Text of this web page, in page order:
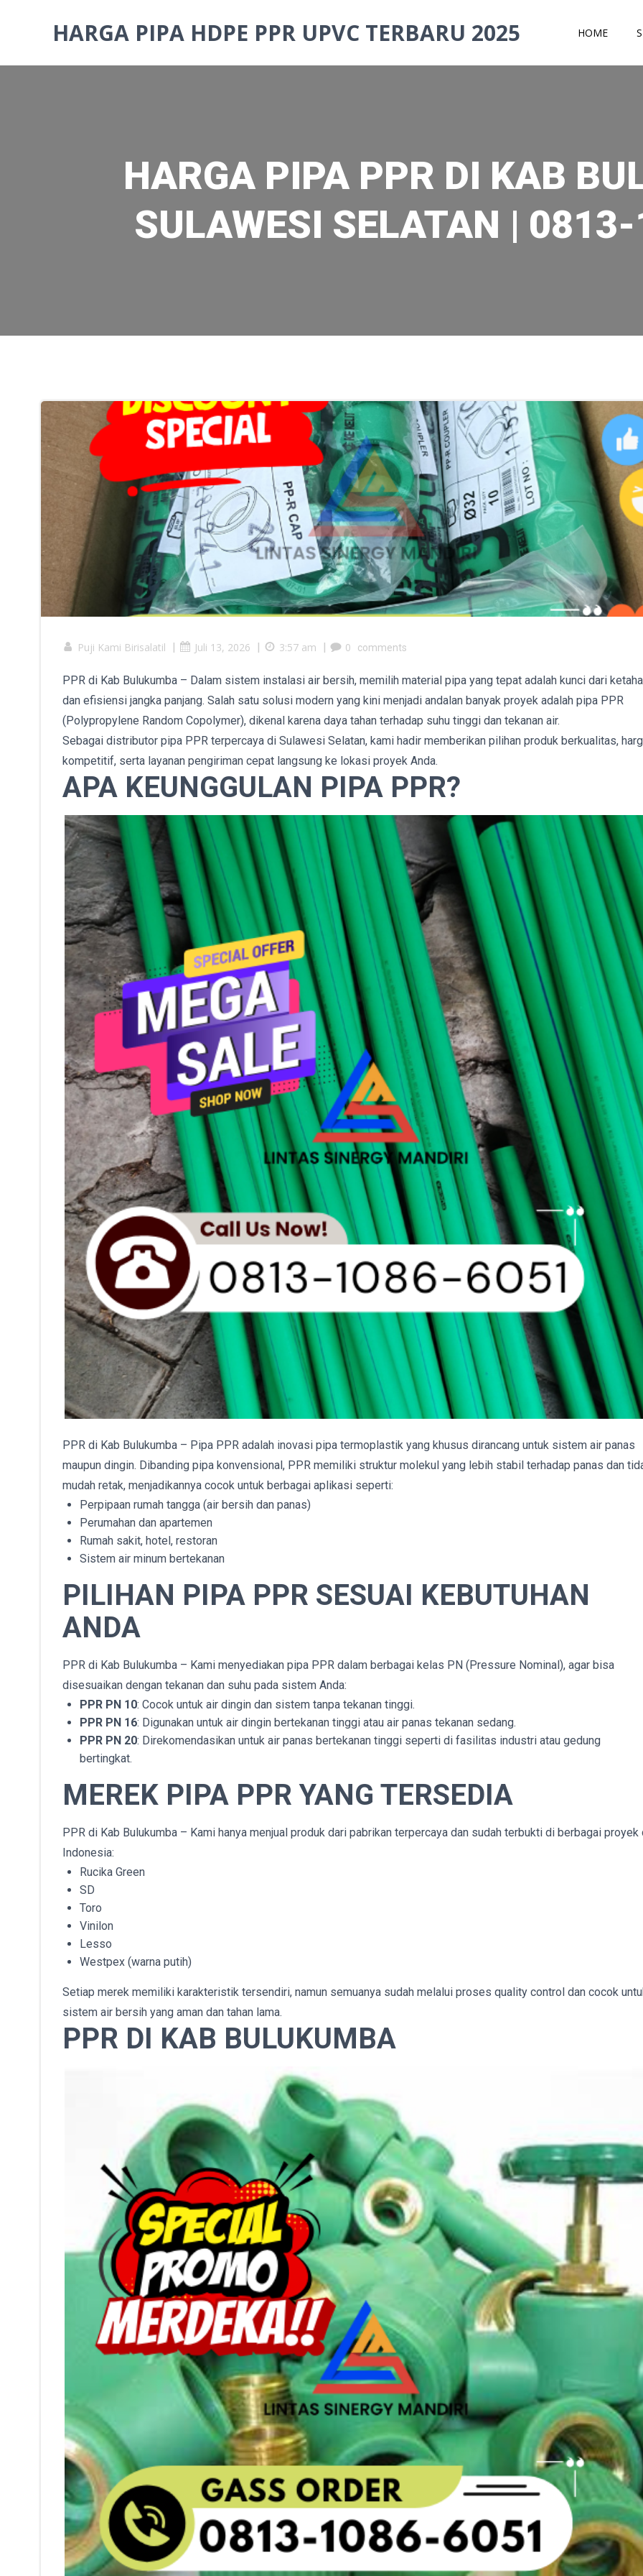
HARGA PIPA HDPE PPR UPVC TERBARU 2025 HOME
HARGA PIPA PPR DI KAB
SULAWESI SELATAN |
Puji Kami Birisalatil | Juli 13, 2026 | 3:57 am | 0 comments
PPR di Kab Bulukumba – Dalam sistem instalasi air bersih, memilih material pipa yang tepat adalah kunci dari
dan efisiensi jangka panjang. Salah satu solusi modern yang kini menjadi andalan banyak proyek adalah pipa PPR
(Polypropylene Random Copolymer), dikenal karena daya tahan terhadap suhu tinggi dan tekanan air.
Sebagai distributor pipa PPR terpercaya di Sulawesi Selatan, kami hadir memberikan pilihan produk berkualitas,
kompetitif, serta layanan pengiriman cepat langsung ke lokasi proyek Anda.
APA KEUNGGULAN PIPA PPR?
PPR di Kab Bulukumba – Pipa PPR adalah inovasi pipa termoplastik yang khusus dirancang untuk sistem air panas
maupun dingin. Dibanding pipa konvensional, PPR memiliki struktur molekul yang lebih stabil terhadap panas dan
mudah retak, menjadikannya cocok untuk berbagai aplikasi seperti:
Perpipaan rumah tangga (air bersih dan panas)
Perumahan dan apartemen
Rumah sakit, hotel, restoran
Sistem air minum bertekanan
PILIHAN PIPA PPR SESUAI KEBUTUHAN
ANDA
PPR di Kab Bulukumba – Kami menyediakan pipa PPR dalam berbagai kelas PN (Pressure Nominal), agar bisa
disesuaikan dengan tekanan dan suhu pada sistem Anda:
PPR PN 10: Cocok untuk air dingin dan sistem tanpa tekanan tinggi.
PPR PN 16: Digunakan untuk air dingin bertekanan tinggi atau air panas tekanan sedang.
PPR PN 20: Direkomendasikan untuk air panas bertekanan tinggi seperti di fasilitas industri atau gedung
bertingkat.
MEREK PIPA PPR YANG TERSEDIA
PPR di Kab Bulukumba – Kami hanya menjual produk dari pabrikan terpercaya dan sudah terbukti di berbagai proyek
Indonesia:
Rucika Green
SD
Toro
Vinilon
Lesso
Westpex (warna putih)
Setiap merek memiliki karakteristik tersendiri, namun semuanya sudah melalui proses quality control dan cocok
sistem air bersih yang aman dan tahan lama.
PPR DI KAB BULUKUMBA